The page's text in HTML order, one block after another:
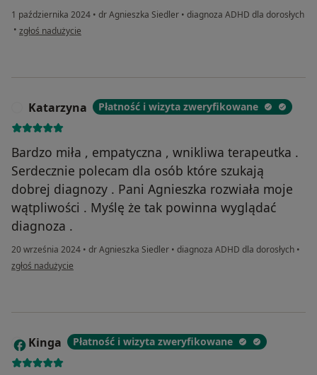
1 października 2024 • dr Agnieszka Siedler • diagnoza ADHD dla dorosłych
• w opinii użytkownika Kamila
zgłoś nadużycie
Katarzyna Płatność i wizyta zweryfikowane
Bardzo miła , empatyczna , wnikliwa terapeutka .
Serdecznie polecam dla osób które szukają
dobrej diagnozy . Pani Agnieszka rozwiała moje
wątpliwości . Myślę że tak powinna wyglądać
diagnoza .
20 września 2024 • dr Agnieszka Siedler • diagnoza ADHD dla dorosłych •
w opinii użytkownika Katarzyna
zgłoś nadużycie
K Kinga Płatność i wizyta zweryfikowane